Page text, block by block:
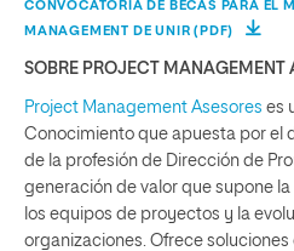
CONVOCATORIA DE BECAS PARA EL
MANAGEMENT DE UNIR (PDF)
SOBRE PROJECT MANAGEMENT
Project Management Asesores es
Conocimiento que apuesta por el
de la profesión de Dirección de
generación de valor que supone
los equipos de proyectos y la
organizaciones. Ofrece